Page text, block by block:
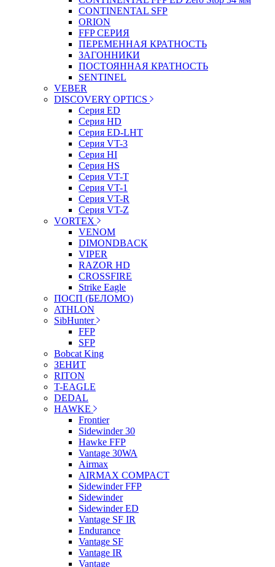
CONTINENTAL SFP
ORION
FFP СЕРИЯ
ПЕРЕМЕННАЯ КРАТНОСТЬ
ЗАГОННИКИ
ПОСТОЯННАЯ КРАТНОСТЬ
SENTINEL
VEBER
DISCOVERY OPTICS
Серия ED
Серия HD
Серия ED-LHT
Серия VT-3
Серия HI
Серия HS
Серия VT-T
Серия VT-1
Серия VT-R
Серия VT-Z
VORTEX
VENOM
DIMONDBACK
VIPER
RAZOR HD
CROSSFIRE
Strike Eagle
ПОСП (БЕЛОМО)
ATHLON
SibHunter
FFP
SFP
Bobcat King
ЗЕНИТ
RITON
T-EAGLE
DEDAL
HAWKE
Frontier
Sidewinder 30
Hawke FFP
Vantage 30WA
Airmax
AIRMAX COMPACT
Sidewinder FFP
Sidewinder
Sidewinder ED
Vantage SF IR
Endurance
Vantage SF
Vantage IR
Vantage